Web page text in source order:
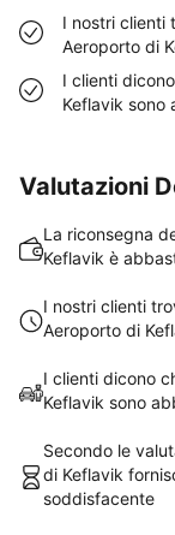
I nostri clienti
Aeroporto di
I clienti
Keflavik sono
Valutazioni
La riconsegna
Keflavik è
I nostri clienti
Aeroporto di
I clienti dicono
Keflavik sono
Secondo le
di Keflavik
soddisfacente